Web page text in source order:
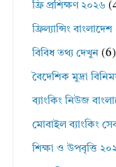
ফ্রি প্রশিক্ষণ ২০২৬
ফ্রিল্যান্সিং বাংলাদেশ
বিবিধ তথ্য দেখুন (6)
বৈদেশিক মুদ্রা
ব্যাংকিং নিউজ
মোবাইল ব্যাংকিং
শিক্ষা ও উপবৃত্তি